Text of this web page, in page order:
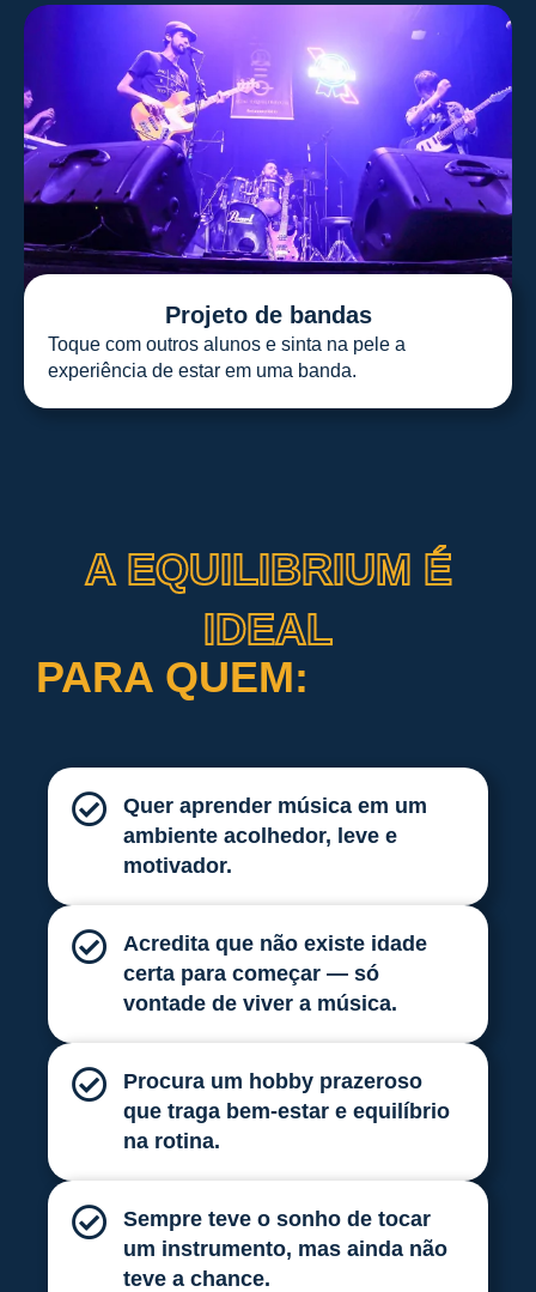
Projeto de bandas
Toque com outros alunos e sinta na pele a
experiência de estar em uma banda.
A EQUILIBRIUM É
IDEAL
PARA QUEM:
Quer aprender música em um
ambiente acolhedor, leve e
motivador.
Acredita que não existe idade
certa para começar — só
vontade de viver a música.
Procura um hobby prazeroso
que traga bem-estar e equilíbrio
na rotina.
Sempre teve o sonho de tocar
um instrumento, mas ainda não
teve a chance.